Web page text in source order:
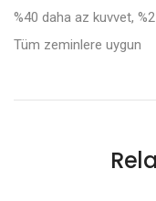
%40 daha az kuvvet,
Tüm zeminlere uygun